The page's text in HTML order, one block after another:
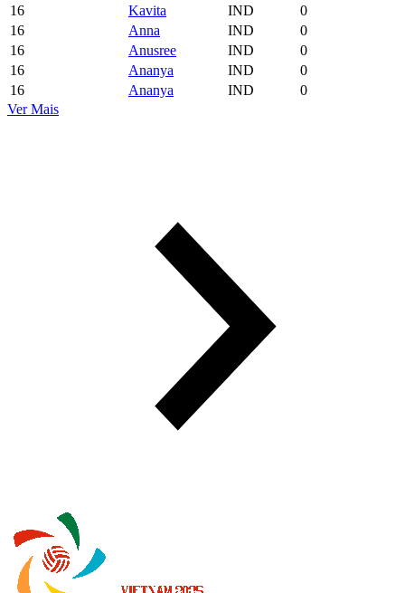
16
Kavita IND
0
16
Anna IND
0
16
Anusree IND
0
16
Ananya IND
0
16
Ananya IND
0
Ver Mais